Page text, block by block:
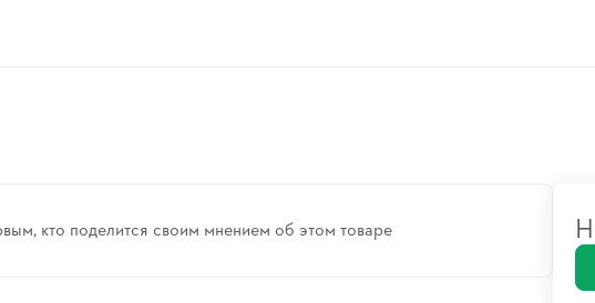
кто поделится своим мнением об этом товаре